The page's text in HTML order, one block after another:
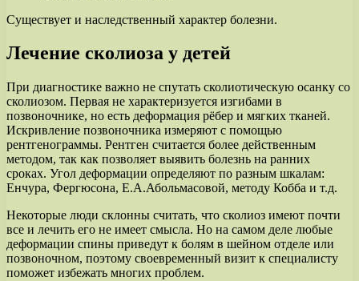
Существует и наследственный характер болезни.
Лечение сколиоза у детей
При диагностике важно не спутать сколиотическую осанку со
сколиозом. Первая не характеризуется изгибами в
позвоночнике, но есть деформация рёбер и мягких тканей.
Искривление позвоночника измеряют с помощью
рентгенограммы. Рентген считается более действенным
методом, так как позволяет выявить болезнь на ранних
сроках. Угол деформации определяют по разным шкалам:
Енчура, Фергюсона, Е.А.Абольмасовой, методу Кобба и т.д.
Некоторые люди склонны считать, что сколиоз имеют почти
все и лечить его не имеет смысла. Но на самом деле любые
деформации спины приведут к болям в шейном отделе или
позвоночном, поэтому своевременный визит к специалисту
поможет избежать многих проблем.